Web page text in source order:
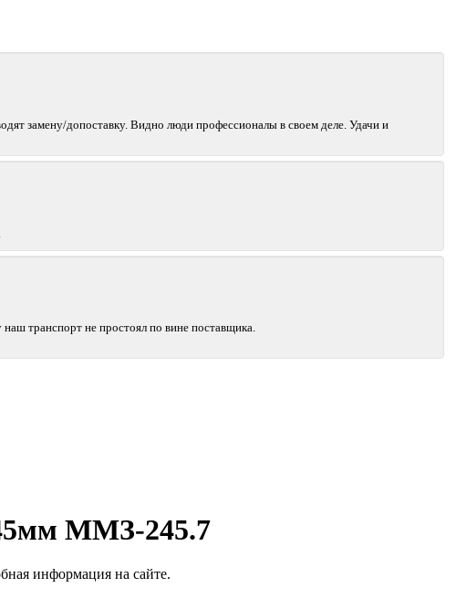
замену/допоставку. Видно люди профессионалы в своем деле. Удачи и
транспорт не простоял по вине поставщика.
ММЗ-245.7
информация на сайте.